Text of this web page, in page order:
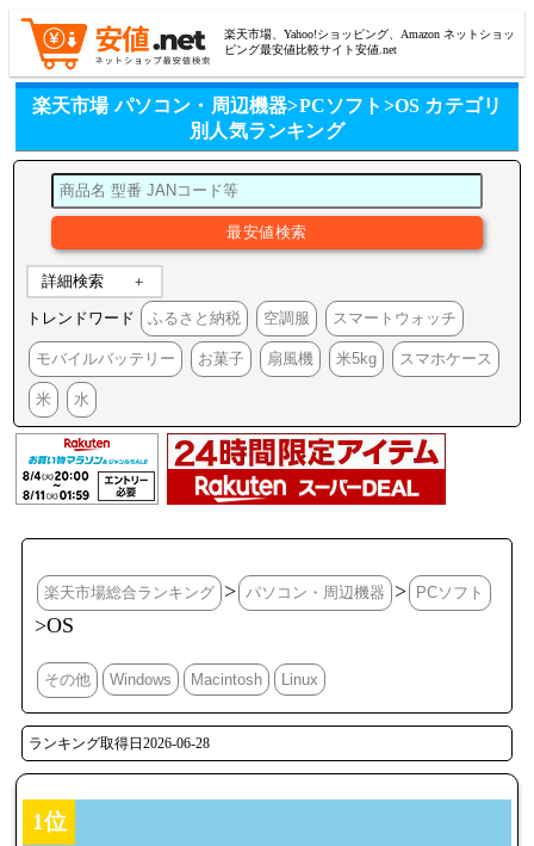
楽天市場、Yahoo!ショッピング、Amazon ネットショッ
ピング最安値比較サイト安値.net
楽天市場 パソコン・周辺機器>PCソフト>OS カテゴリ
別人気ランキング
詳細検索
トレンドワード ふるさと納税 空調服 スマートウォッチ
モバイルバッテリー お菓子 扇風機 米5kg スマホケース
米 水
楽天市場総合ランキング > パソコン・周辺機器 > PCソフト
>OS
その他 Windows Macintosh Linux
ランキング取得日2026-06-28
1位